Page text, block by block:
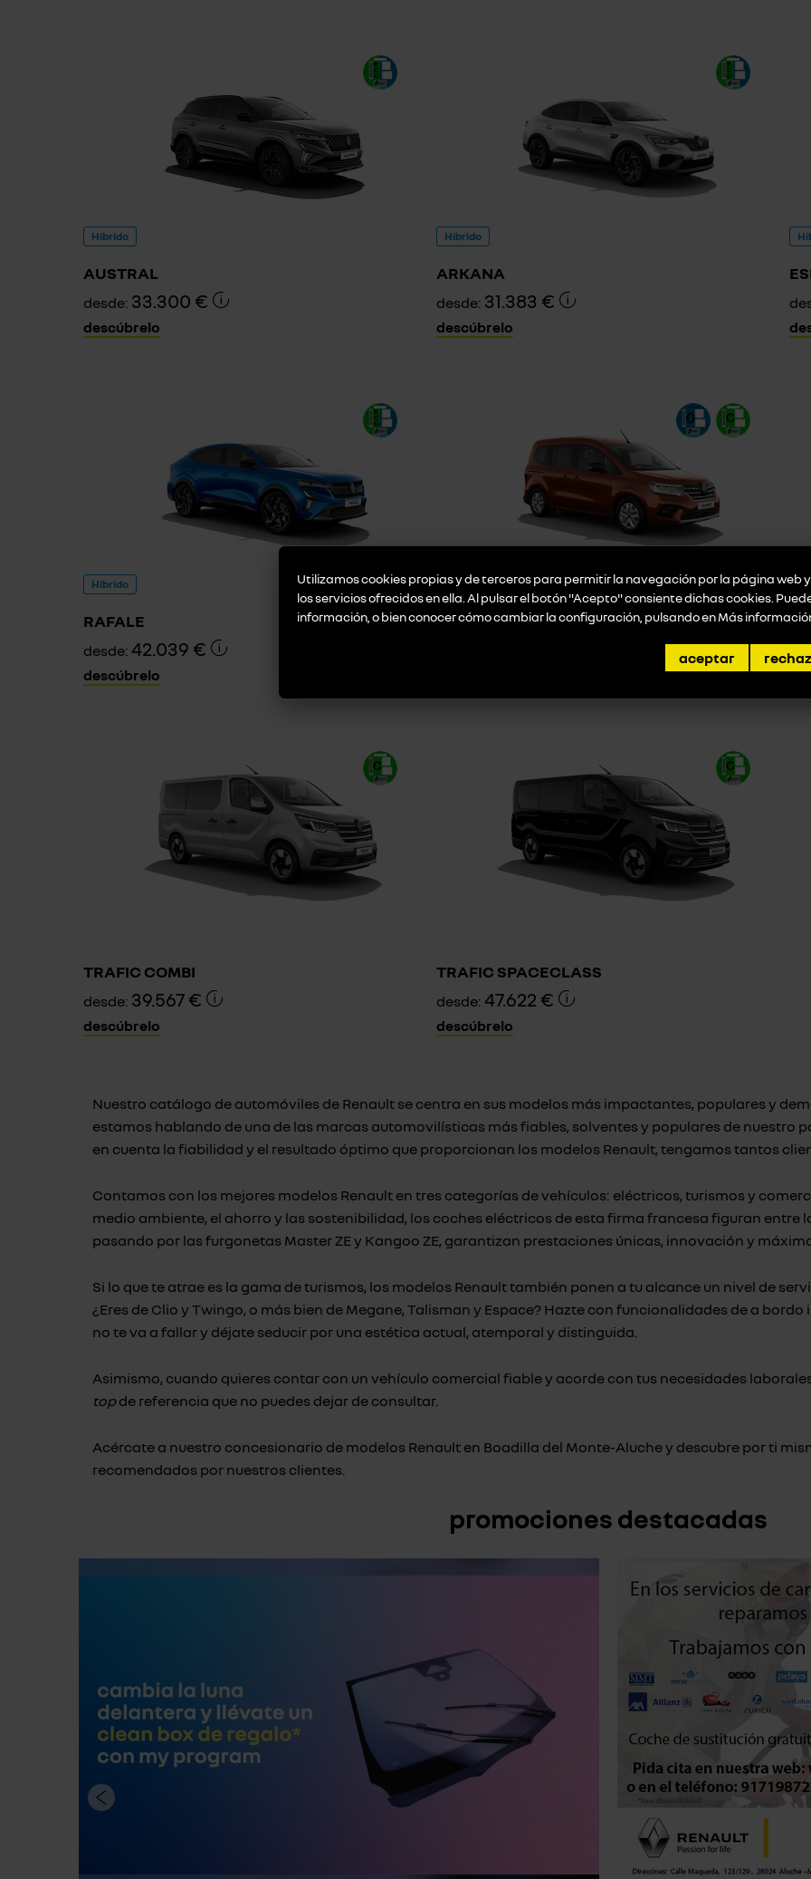
Híbrido
AUSTRAL
desde: 33.300 €
descúbrelo
Híbrido
ARKANA
desde: 31.383 €
descúbrelo
Híbrido
RAFALE
desde: 42.039 €
descúbrelo
Eléctrico
KANGOO
TRAFIC COMBI
desde: 39.567 €
descúbrelo
TRAFIC SPACECLASS
desde: 47.622 €
descúbrelo
Nuestro catálogo de automóviles de Renault se centra en sus modelos más impactantes, populares y
estamos hablando de una de las marcas automovilísticas más fiables, solventes y populares de nuestro
en cuenta la fiabilidad y el resultado óptimo que proporcionan los modelos Renault, tengamos tantos
Contamos con los mejores modelos Renault en tres categorías de vehículos: eléctricos, turismos y
medio ambiente, el ahorro y las sostenibilidad, los coches eléctricos de esta firma francesa figuran entre
pasando por las furgonetas Master ZE y Kangoo ZE, garantizan prestaciones únicas, innovación y
Si lo que te atrae es la gama de turismos, los modelos Renault también ponen a tu alcance un nivel de
¿Eres de Clio y Twingo, o más bien de Megane, Talisman y Espace? Hazte con funcionalidades de a
no te va a fallar y déjate seducir por una estética actual, atemporal y distinguida.
Asimismo, cuando quieres contar con un vehículo comercial fiable y acorde con tus necesidades
topde referencia que no puedes dejar de consultar.
Acércate a nuestro concesionario de modelos Renault en Boadilla del Monte-Aluche y descubre por ti
recomendados por nuestros clientes.
promociones destacadas
Utilizamos cookies propias y de terceros para permitir la navegación por la página web
los servicios ofrecidos en ella. Al pulsar el botón "Acepto" consiente dichas cookies.
información, o bien conocer cómo cambiar la configuración, pulsando enMás
aceptar